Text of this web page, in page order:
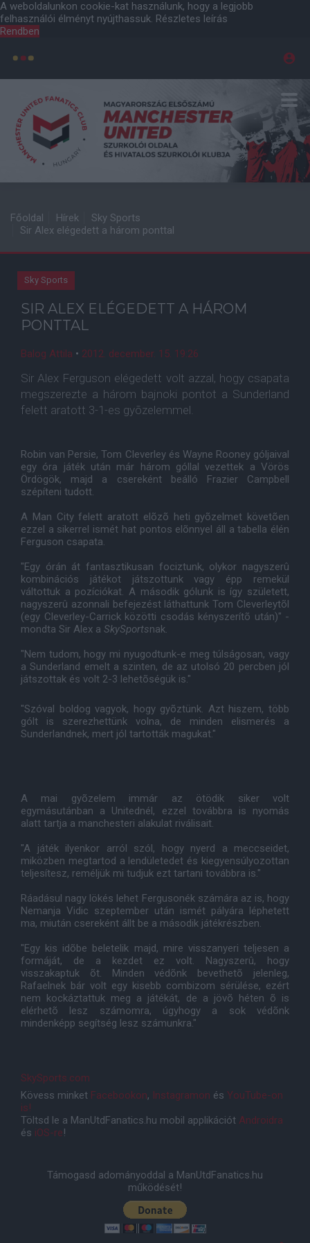
A weboldalunkon cookie-kat használunk, hogy a legjobb
felhasználói élményt nyújthassuk. Részletes leírás
Rendben
Főoldal Hírek
Sky Sports
Sir Alex elégedett a három ponttal
Sky Sports
SIR ALEX ELÉGEDETT A HÁROM
PONTTAL
Balog Attila • 2012. december. 15. 19:26
Sir Alex Ferguson elégedett volt azzal, hogy csapata
megszerezte a három bajnoki pontot a Sunderland
felett aratott 3-1-es gyõzelemmel.
Robin van Persie, Tom Cleverley és Wayne Rooney góljaival
egy óra játék után már három góllal vezettek a Vörös
Ördögök, majd a csereként beálló Frazier Campbell
szépíteni tudott.
A Man City felett aratott elõzõ heti gyõzelmet követõen
ezzel a sikerrel ismét hat pontos elõnnyel áll a tabella élén
Ferguson csapata.
"Egy órán át fantasztikusan fociztunk, olykor nagyszerû
kombinációs játékot játszottunk vagy épp remekül
váltottuk a pozíciókat. A második gólunk is így született,
nagyszerû azonnali befejezést láthattunk Tom Cleverleytõl
(egy Cleverley-Carrick közötti csodás kényszerítõ után)" -
mondta Sir Alex a SkySportsnak.
"Nem tudom, hogy mi nyugodtunk-e meg túlságosan, vagy
a Sunderland emelt a szinten, de az utolsó 20 percben jól
játszottak és volt 2-3 lehetõségük is."
"Szóval boldog vagyok, hogy gyõztünk. Azt hiszem, több
gólt is szerezhettünk volna, de minden elismerés a
Sunderlandnek, mert jól tartották magukat."
A mai gyõzelem immár az ötödik siker volt
egymásutánban a Unitednél, ezzel továbbra is nyomás
alatt tartja a manchesteri alakulat riválisait.
"A játék ilyenkor arról szól, hogy nyerd a meccseidet,
miközben megtartod a lendületedet és kiegyensúlyozottan
teljesítesz, reméljük mi tudjuk ezt tartani továbbra is."
Ráadásul nagy lökés lehet Fergusonék számára az is, hogy
Nemanja Vidic szeptember után ismét pályára léphetett
ma, miután csereként állt be a második játékrészben.
"Egy kis idõbe beletelik majd, mire visszanyeri teljesen a
formáját, de a kezdet ez volt. Nagyszerû, hogy
visszakaptuk õt. Minden védõnk bevethetõ jelenleg,
Rafaelnek bár volt egy kisebb combizom sérülése, ezért
nem kockáztattuk meg a játékát, de a jövõ héten õ is
elérhetõ lesz számomra, úgyhogy a sok védõnk
mindenképp segítség lesz számunkra."
SkySports.com
Kövess minket Facebookon, Instagramon és YouTube-on
is!
Töltsd le a ManUtdFanatics.hu mobil applikációt Androidra
és iOS-re!
Támogasd adományoddal a ManUtdFanatics.hu
működését!